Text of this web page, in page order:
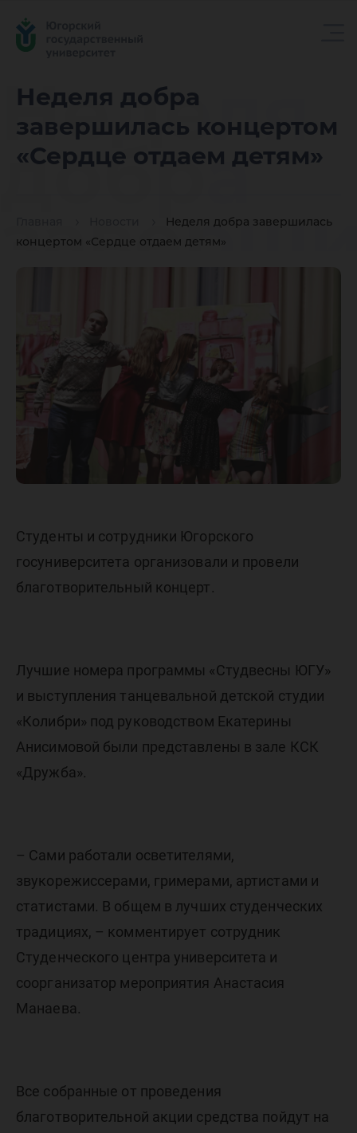
Неделя добра
завершилась концертом
«Сердце отдаем детям»
Неделя добра завершилась
концертом «Сердце отдаем детям»
Неделя
добра
«Сердце
отдаем
детям»
Студенты и сотрудники Югорского
госуниверситета организовали и провели
благотворительный концерт.
Лучшие номера программы «Студвесны ЮГУ»
и выступления танцевальной детской студии
«Колибри» под руководством Екатерины
Анисимовой были представлены в зале КСК
«Дружба».
– Сами работали осветителями,
звукорежиссерами, гримерами, артистами и
статистами. В общем в лучших студенческих
традициях, – комментирует сотрудник
Студенческого центра университета и
соорганизатор мероприятия Анастасия
Манаева.
Все собранные от проведения
благотворительной акции средства пойдут на